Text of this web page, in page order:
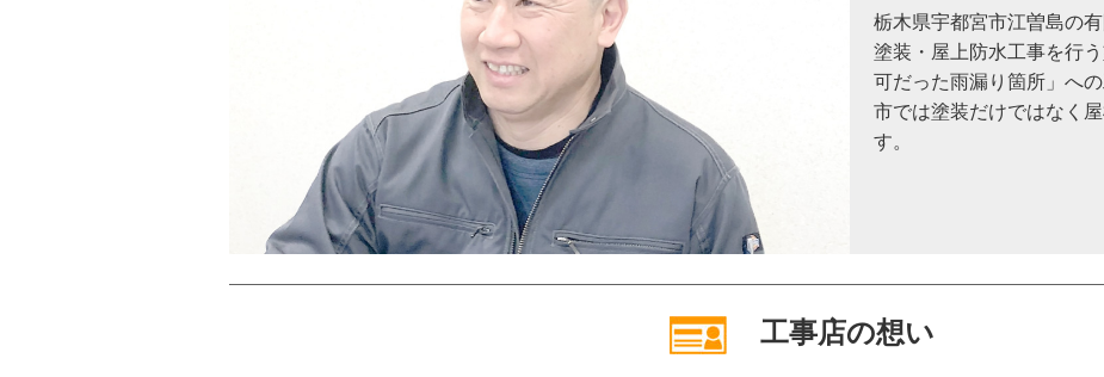
栃木県宇都宮市江曽島の
塗装・屋上防水工事を行
可だった雨漏り箇所」へ
市では塗装だけではなく
す。
工事店の想い